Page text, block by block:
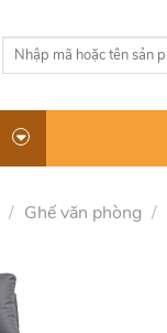
Tìm
/ Ghế văn phòng /